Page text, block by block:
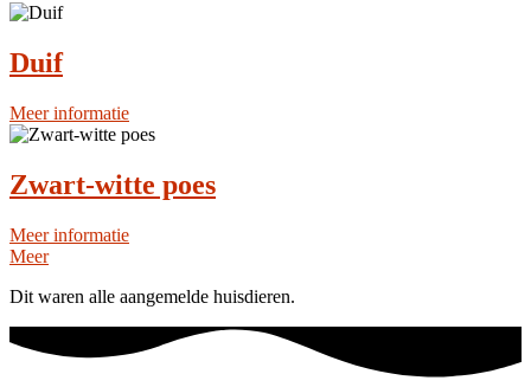
Duif
Meer informatie
Zwart-witte poes
Meer informatie
Meer
Dit waren alle aangemelde huisdieren.